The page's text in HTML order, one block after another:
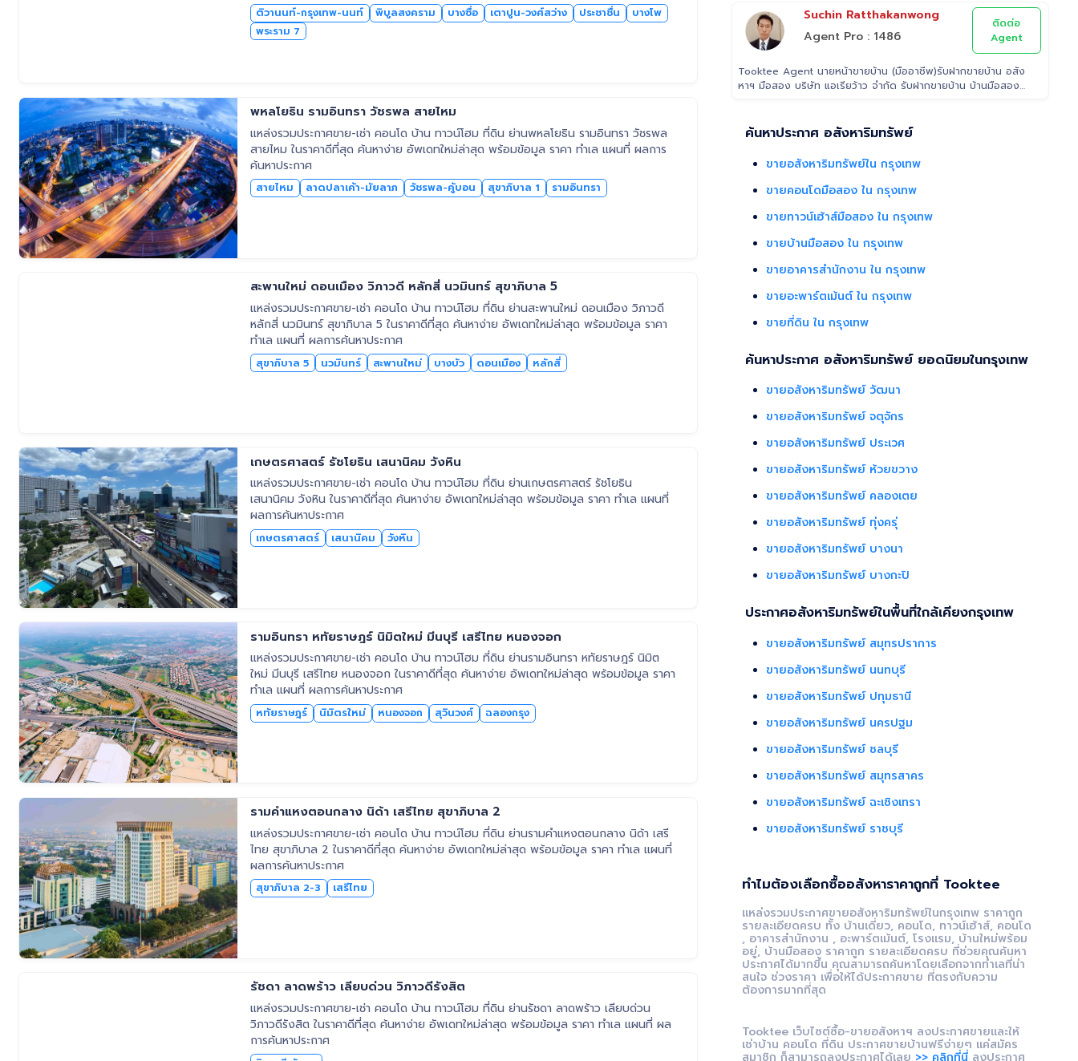
ติวานนท์-กรุงเทพ-นนท์ พิบูลสงคราม บางซื่อ เตาปูน-วงศ์สว่าง ประชาชื่น
บางโพ
พระราม 7
พหลโยธิน รามอินทรา วัชรพล สายไหม
แหล่งรวมประกาศขาย-เช่า คอนโด บ้าน ทาวน์โฮม ที่ดิน ย่านพหลโยธิน รามอินทรา วัชรพล
สายไหม ในราคาดีที่สุด ค้นหาง่าย อัพเดทใหม่ล่าสุด พร้อมข้อมูล ราคา ทำเล แผนที่ ผลการ
ค้นหาประกาศ
สายไหม ลาดปลาเค้า-มัยลาภ วัชรพล-คู้บอน สุขาภิบาล 1 รามอินทรา
สะพานใหม่ ดอนเมือง วิภาวดี หลักสี่ นวมินทร์ สุขาภิบาล 5
แหล่งรวมประกาศขาย-เช่า คอนโด บ้าน ทาวน์โฮม ที่ดิน ย่านสะพานใหม่ ดอนเมือง วิภาวดี
หลักสี่ นวมินทร์ สุขาภิบาล 5 ในราคาดีที่สุด ค้นหาง่าย อัพเดทใหม่ล่าสุด พร้อมข้อมูล ราคา
ทำเล แผนที่ ผลการค้นหาประกาศ
สุขาภิบาล 5 นวมินทร์ สะพานใหม่ บางบัว ดอนเมือง หลักสี่
เกษตรศาสตร์ รัชโยธิน เสนานิคม วังหิน
แหล่งรวมประกาศขาย-เช่า คอนโด บ้าน ทาวน์โฮม ที่ดิน ย่านเกษตรศาสตร์ รัชโยธิน
เสนานิคม วังหิน ในราคาดีที่สุด ค้นหาง่าย อัพเดทใหม่ล่าสุด พร้อมข้อมูล ราคา ทำเล แผนที่
ผลการค้นหาประกาศ
เกษตรศาสตร์ เสนานิคม วังหิน
รามอินทรา หทัยราษฎร์ นิมิตใหม่ มีนบุรี เสรีไทย หนองจอก
แหล่งรวมประกาศขาย-เช่า คอนโด บ้าน ทาวน์โฮม ที่ดิน ย่านรามอินทรา หทัยราษฎร์ นิมิต
ใหม่ มีนบุรี เสรีไทย หนองจอก ในราคาดีที่สุด ค้นหาง่าย อัพเดทใหม่ล่าสุด พร้อมข้อมูล ราคา
ทำเล แผนที่ ผลการค้นหาประกาศ
หทัยราษฎร์ นิมิตรใหม่ หนองจอก สุวินวงศ์ ฉลองกรุง
รามคำแหงตอนกลาง นิด้า เสรีไทย สุขาภิบาล 2
แหล่งรวมประกาศขาย-เช่า คอนโด บ้าน ทาวน์โฮม ที่ดิน ย่านรามคำแหงตอนกลาง นิด้า เสรี
ไทย สุขาภิบาล 2 ในราคาดีที่สุด ค้นหาง่าย อัพเดทใหม่ล่าสุด พร้อมข้อมูล ราคา ทำเล แผนที่
ผลการค้นหาประกาศ
สุขาภิบาล 2-3 เสรีไทย
รัชดา ลาดพร้าว เลียบด่วน วิภาวดีรังสิต
แหล่งรวมประกาศขาย-เช่า คอนโด บ้าน ทาวน์โฮม ที่ดิน ย่านรัชดา ลาดพร้าว เลียบด่วน
วิภาวดีรังสิต ในราคาดีที่สุด ค้นหาง่าย อัพเดทใหม่ล่าสุด พร้อมข้อมูล ราคา ทำเล แผนที่ ผล
การค้นหาประกาศ
ตลาด/โฆษณาผ่านสื่อต่างๆ/ เดินสินเชื่อ จนไปถึงขั้นตอนการโอนฯ
กรรมสิทธิ์ รับฝากขายเพื่อให้ลูกค้าขายบ้าน ขายที่ดิน และ
อสังหาริมทรัพย์ทุกประเภทได้ โดยทีมงานมืออาชีพ กว่า 2,000 ท่าน
พื้นที่กรุงเทพฯ ปริมณฑล โดยมีพันธมิตรธนาคารหลายแห่ง และทีม
นิติกรรมของกรมที่ดินทุกพื้นที่ ไร้กังวลเรื่องการโอนกรรมสิทธิ์
Suchin Ratthakanwong
Agent Pro : 1486
ติดต่อ
Agent
Tooktee Agent นายหน้าขายบ้าน (มืออาชีพ)รับฝากขายบ้าน อสัง
หาฯ มือสอง บริษัท แอเรียว้าว จำกัด รับฝากขายบ้าน บ้านมือสอง
ตลาด/โฆษณาผ่านสื่อต่างๆ/ เดินสินเชื่อ จนไปถึงขั้นตอนการโอนฯ
อสังหาริมทรัพย์ทุกประเภทได้ โดยทีมงานมืออาชีพ กว่า 2,000 ท่าน
ที่มีประสบการณ์ด้านอสังหาริมทรัพย์ มากกว่า 25 ปี ครอบคลุมทั่ว
พื้นที่กรุงเทพฯ ปริมณฑล โดยมีพันธมิตรธนาคารหลายแห่ง และทีม
นิติกรรมของกรมที่ดินทุกพื้นที่ ไร้กังวลเรื่องการโอนกรรมสิทธิ์
ค้นหาประกาศ อสังหาริมทรัพย์
ขายอสังหาริมทรัพย์ใน กรุงเทพ
ขายคอนโดมือสอง ใน กรุงเทพ
ขายทาวน์เฮ้าส์มือสอง ใน กรุงเทพ
ขายบ้านมือสอง ใน กรุงเทพ
ขายอาคารสำนักงาน ใน กรุงเทพ
ขายอะพาร์ตเม้นต์ ใน กรุงเทพ
ขายที่ดิน ใน กรุงเทพ
ค้นหาประกาศ อสังหาริมทรัพย์ ยอดนิยมในกรุงเทพ
ขายอสังหาริมทรัพย์ วัฒนา
ขายอสังหาริมทรัพย์ จตุจักร
ขายอสังหาริมทรัพย์ ประเวศ
ขายอสังหาริมทรัพย์ ห้วยขวาง
ขายอสังหาริมทรัพย์ คลองเตย
ขายอสังหาริมทรัพย์ ทุ่งครุ่
ขายอสังหาริมทรัพย์ บางนา
ขายอสังหาริมทรัพย์ บางกะปิ
ประกาศอสังหาริมทรัพย์ในพื้นที่ใกล้เคียงกรุงเทพ
ขายอสังหาริมทรัพย์ สมุทรปราการ
ขายอสังหาริมทรัพย์ นนทบุรี
ขายอสังหาริมทรัพย์ ปทุมธานี
ขายอสังหาริมทรัพย์ นครปฐม
ขายอสังหาริมทรัพย์ ชลบุรี
ขายอสังหาริมทรัพย์ สมุทรสาคร
ขายอสังหาริมทรัพย์ ฉะเชิงเทรา
ขายอสังหาริมทรัพย์ ราชบุรี
ทำไมต้องเลือกซื้ออสังหาราคาถูกที่ Tooktee
แหล่งรวมประกาศขายอสังหาริมทรัพย์ในกรุงเทพ ราคาถูก
รายละเอียดครบ ทั้ง บ้านเดี่ยว, คอนโด, ทาวน์เฮ้าส์, คอนโด
, อาคารสำนักงาน , อะพาร์ตเม้นต์, โรงแรม, บ้านใหม่พร้อม
อยู่, บ้านมือสอง ราคาถูก รายละเอียดครบ ที่ช่วยคุณค้นหา
ประกาศได้มากขึ้น คุณสามารถค้นหาโดยเลือกจากทำเลที่น่า
สนใจ ช่วงราคา เพื่อให้ได้ประกาศขาย ที่ตรงกับความ
ต้องการมากที่สุด
Tooktee เว็บไซต์ซื้อ-ขายอสังหาฯ ลงประกาศขายและให้
เช่าบ้าน คอนโด ที่ดิน ประกาศขายบ้านฟรีง่ายๆ แค่สมัคร
สมาชิก ก็สามารถลงประกาศได้เลย >> คลิกที่นี่ ลงประกาศ